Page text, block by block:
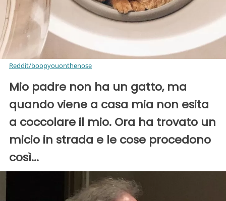
Reddit/boopyouonthenose
Mio padre non ha un gatto, ma
quando viene a casa mia non esita
a coccolare il mio. Ora ha trovato un
micio in strada e le cose procedono
così...